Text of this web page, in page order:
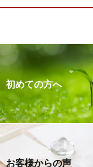
初めての方へ
お客様からの声